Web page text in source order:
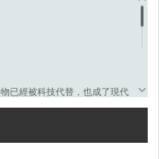
已經被科技代替，也成了現代
是跟生活息息相關的。很多學